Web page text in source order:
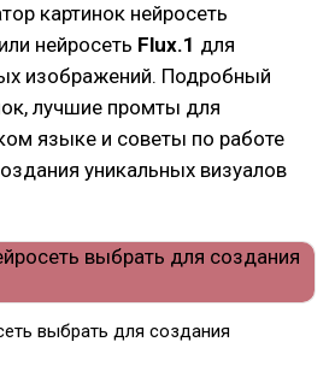
картинок нейросеть
или нейросеть Flux.1 для
изображений. Подробный
лучшие промты для
языке и советы по работе
уникальных визуалов
выбрать для создания